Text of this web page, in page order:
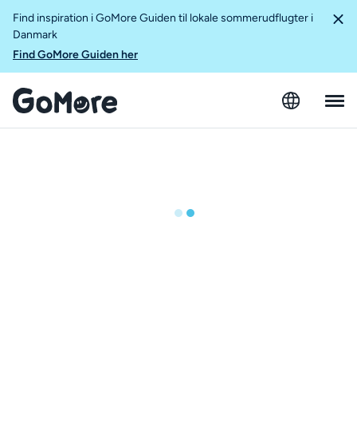
Find inspiration i GoMore Guiden til lokale sommerudflugter i
Danmark
Find GoMore Guiden her